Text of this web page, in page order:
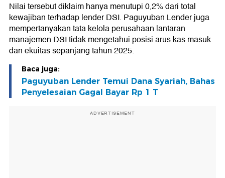
Nilai tersebut diklaim hanya menutupi 0,2% dari total
kewajiban terhadap lender DSI. Paguyuban Lender juga
mempertanyakan tata kelola perusahaan lantaran
manajemen DSI tidak mengetahui posisi arus kas masuk
dan ekuitas sepanjang tahun 2025.
Baca juga:
Paguyuban Lender Temui Dana Syariah, Bahas
Penyelesaian Gagal Bayar Rp 1 T
ADVERTISEMENT